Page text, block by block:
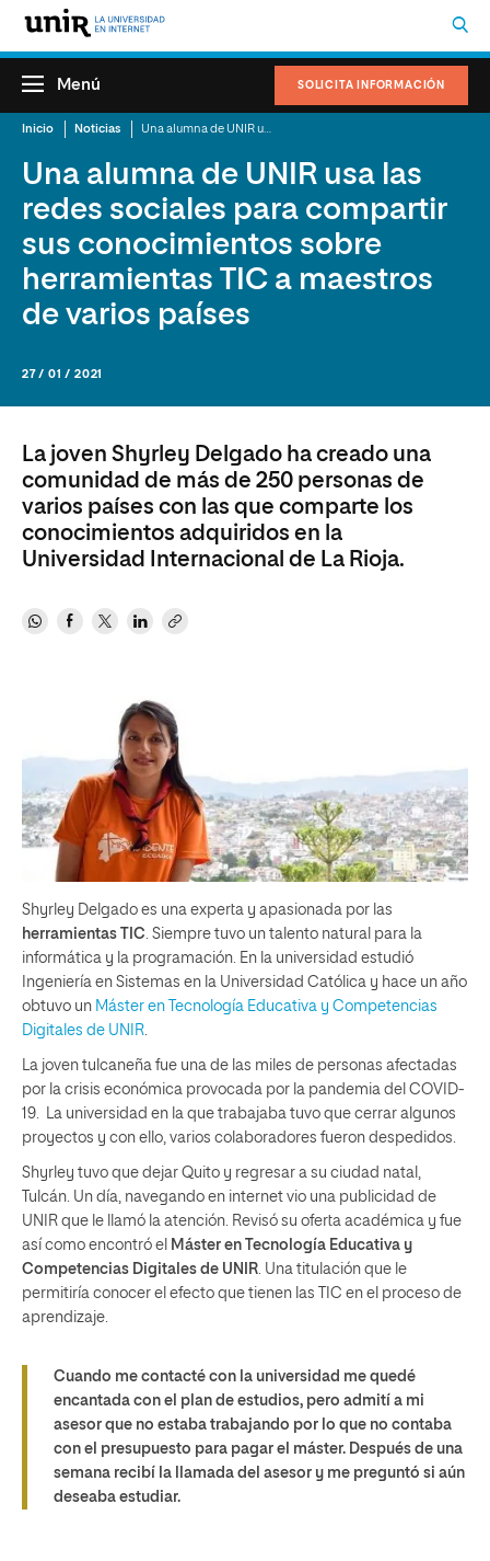
SOLICITA INFORMACIÓN
Menú
Inicio Noticias
Una alumna de UNIR usa las
redes sociales para compartir
sus conocimientos sobre
herramientas TIC a maestros
de varios países
27 / 01 / 2021
La joven Shyrley Delgado ha creado una
comunidad de más de 250 personas de
varios países con las que comparte los
conocimientos adquiridos en la
Universidad Internacional de La Rioja.
Shyrley Delgado es una experta y apasionada por las
herramientas TIC . Siempre tuvo un talento natural para la
informática y la programación. En la universidad estudió
Ingeniería en Sistemas en la Universidad Católica y hace un año
obtuvo un Máster en Tecnología Educativa y Competencias
Digitales de UNIR
La joven tulcaneña fue una de las miles de personas afectadas
por la crisis económica provocada por la pandemia del COVID-
19. La universidad en la que trabajaba tuvo que cerrar algunos
proyectos y con ello, varios colaboradores fueron despedidos.
Shyrley tuvo que dejar Quito y regresar a su ciudad natal,
Tulcán. Un día, navegando en internet vio una publicidad de
UNIR que le llamó la atención. Revisó su oferta académica y fue
así como encontró el Máster en Tecnología Educativa y
Competencias Digitales de UNIR . Una titulación que le
permitiría conocer el efecto que tienen las TIC en el proceso de
aprendizaje.
Cuando me contacté con la universidad me quedé
encantada con el plan de estudios, pero admití a mi
asesor que no estaba trabajando por lo que no contaba
con el presupuesto para pagar el máster. Después de una
semana recibí la llamada del asesor y me preguntó si aún
deseaba estudiar.